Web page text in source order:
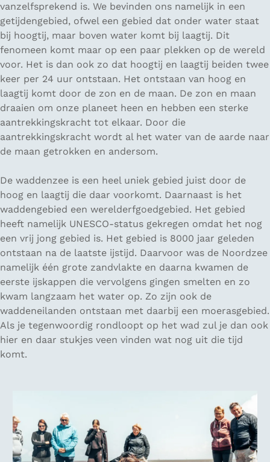
vanzelfsprekend is. We bevinden ons namelijk in een
getijdengebied, ofwel een gebied dat onder water staat
bij hoogtij, maar boven water komt bij laagtij. Dit
fenomeen komt maar op een paar plekken op de wereld
voor. Het is dan ook zo dat hoogtij en laagtij beiden twee
keer per 24 uur ontstaan. Het ontstaan van hoog en
laagtij komt door de zon en de maan. De zon en maan
draaien om onze planeet heen en hebben een sterke
aantrekkingskracht tot elkaar. Door die
aantrekkingskracht wordt al het water van de aarde naar
de maan getrokken en andersom.
De waddenzee is een heel uniek gebied juist door de
hoog en laagtij die daar voorkomt. Daarnaast is het
waddengebied een werelderfgoedgebied. Het gebied
heeft namelijk UNESCO-status gekregen omdat het nog
een vrij jong gebied is. Het gebied is 8000 jaar geleden
ontstaan na de laatste ijstijd. Daarvoor was de Noordzee
namelijk één grote zandvlakte en daarna kwamen de
eerste ijskappen die vervolgens gingen smelten en zo
kwam langzaam het water op. Zo zijn ook de
waddeneilanden ontstaan met daarbij een moerasgebied.
Als je tegenwoordig rondloopt op het wad zul je dan ook
hier en daar stukjes veen vinden wat nog uit die tijd
komt.